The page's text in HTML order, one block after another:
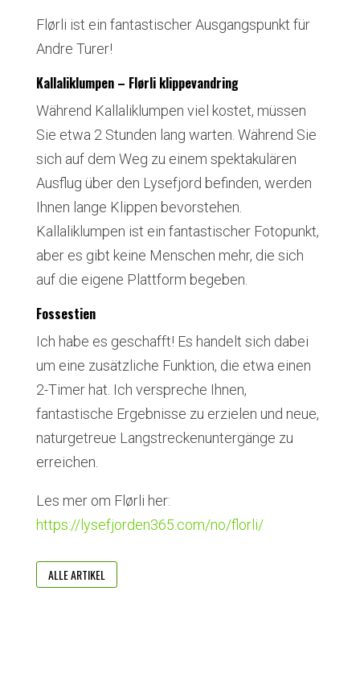
Flørli ist ein fantastischer Ausgangspunkt für
Andre Turer!
Kallaliklumpen – Flørli klippevandring
Während Kallaliklumpen viel kostet, müssen
Sie etwa 2 Stunden lang warten. Während Sie
sich auf dem Weg zu einem spektakulären
Ausflug über den Lysefjord befinden, werden
Ihnen lange Klippen bevorstehen.
Kallaliklumpen ist ein fantastischer Fotopunkt,
aber es gibt keine Menschen mehr, die sich
auf die eigene Plattform begeben.
Fossestien
Ich habe es geschafft! Es handelt sich dabei
um eine zusätzliche Funktion, die etwa einen
2-Timer hat. Ich verspreche Ihnen,
fantastische Ergebnisse zu erzielen und neue,
naturgetreue Langstreckenuntergänge zu
erreichen.
Les mer om Flørli her:
https://lysefjorden365.com/no/florli/
ALLE ARTIKEL